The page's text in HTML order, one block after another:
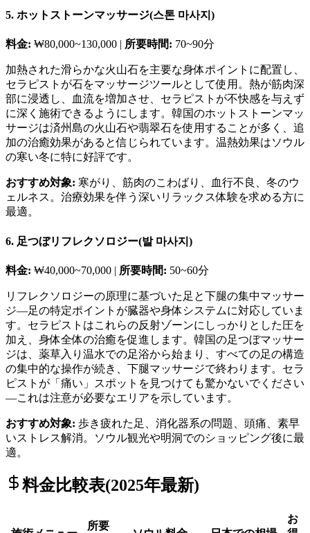
5. ホットストーンマッサージ(스톤 마사지)
料金: ₩80,000~130,000 | 所要時間: 70~90分
加熱された滑らかな火山石を主要な身体ポイントに配置し、
セラピストが石をマッサージツールとして使用。熱が筋肉深
部に浸透し、血流を増加させ、セラピストが不快感を与えず
に深く施術できるようにします。韓国のホットストーンマッ
サージは済州島の火山石や翡翠石を使用することが多く、追
加の治癒効果があると信じられています。温熱効果はソウル
の寒い冬に特に好評です。
おすすめ対象: 寒がり、筋肉のこわばり、血行不良、冬のウ
ェルネス。治療効果を伴う深いリラックス体験を求める方に
最適。
6. 足つぼリフレクソロジー(발 마사지)
料金: ₩40,000~70,000 | 所要時間: 50~60分
リフレクソロジーの原理に基づいた足と下腿の集中マッサー
ジ—足の特定ポイントが臓器や身体システムに対応していま
す。セラピストはこれらの反射ゾーンにしっかりとした圧を
加え、身体全体の治癒を促進します。韓国の足つぼマッサー
ジは、薬草入り温水での足浴から始まり、すべての足の構造
の集中的な操作が続き、下腿マッサージで終わります。セラ
ピストが「痛い」スポットを見つけても驚かないでください
—これは注意が必要なエリアを示しています。
おすすめ対象: 歩き疲れた足、消化器系の問題、頭痛、素早
いストレス解消。ソウル観光や明洞でのショッピング後に最
適。
料金比較表(2025年最新)
所要
お